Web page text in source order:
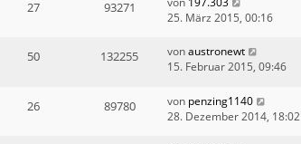
27 93271
25. März 2015, 00:16
50 132255 vonaustronewt
15. Februar 2015, 09:46
26 89780 von penzing1140
28. Dezember 2014, 18:02